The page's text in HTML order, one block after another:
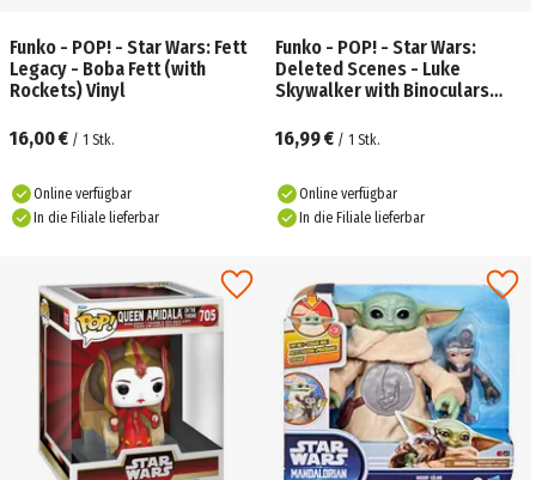
Funko - POP! - Star Wars: Fett
Legacy - Boba Fett (with
Rockets) Vinyl
16,00 € / 1 Stk.
Online verfügbar
In die Filiale lieferbar
Funko - POP! - Star Wars:
Deleted Scenes - Luke
Skywalker with Binoculars
16,99 € / 1 Stk.
Online verfügbar
In die Filiale lieferbar